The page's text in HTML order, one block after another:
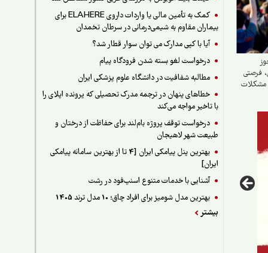
کمک به تأمین مالی یا واردات داروی ELAHERE برای
بیماران مقاوم به شیمی‌درمانی در سرطان تخمدان
آیا با کپی مدارک می توان سوار قطار شد؟
درخواست لغو بسته شدن فرودگاه پیام
مطالبه شفافیت در دانشگاه علوم پزشکی ایران
خطاهای پنهان در ترجمه مدرک تحصیلی که پرونده اپلای را
با تاخیر مواجه می‌کند
درخواست توقف پروژه بام‌لند برای حفاظت از درختان و
طبیعت شهر لاهیجان
بهترین پنل پیامکی ایران [4 تا از بهترین سامانه پیامکی
ایران]
آشنایی با خدمات متنوع اسنپ‌فود در رشت
بهترین مدل شومیز برای افراد چاق؛ 10 مدل ترند 1405
بیشتر
فرصتی
مشکلات